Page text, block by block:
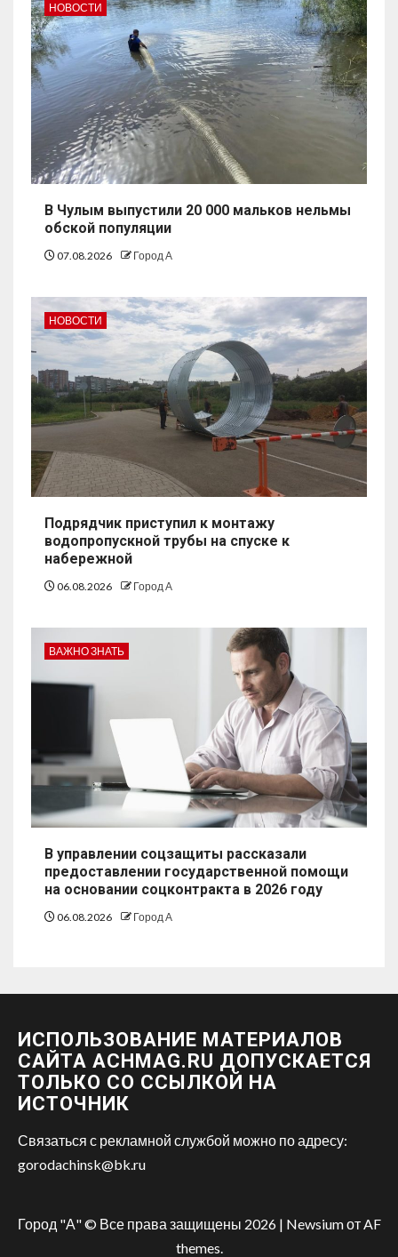
НОВОСТИ
В Чулым выпустили 20 000 мальков нельмы
обской популяции
07.08.2026 Город А
НОВОСТИ
Подрядчик приступил к монтажу
водопропускной трубы на спуске к
набережной
06.08.2026 Город А
ВАЖНО ЗНАТЬ
В управлении соцзащиты рассказали
предоставлении государственной помощи
на основании соцконтракта в 2026 году
06.08.2026 Город А
ИСПОЛЬЗОВАНИЕ МАТЕРИАЛОВ
САЙТА ACHMAG.RU ДОПУСКАЕТСЯ
ТОЛЬКО СО ССЫЛКОЙ НА
ИСТОЧНИК
Связаться с рекламной службой можно по адресу:
gorodachinsk@bk.ru
Город "А" © Все права защищены 2026 | Newsiumот AF
themes.